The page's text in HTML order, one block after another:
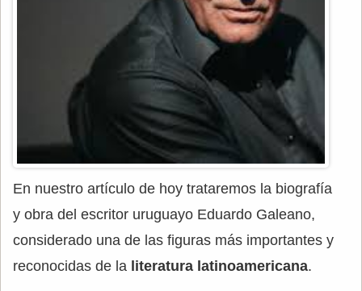
En nuestro artículo de hoy trataremos la biografía
y obra del escritor uruguayo Eduardo Galeano,
considerado una de las figuras más importantes y
reconocidas de la literatura latinoamericana.